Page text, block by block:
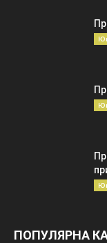
ПОПУЛЯРНА